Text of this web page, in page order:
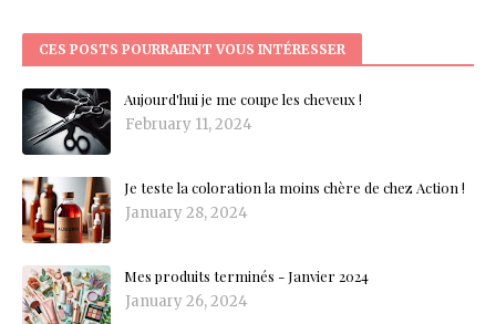
CES POSTS POURRAIENT VOUS INTÉRESSER
Aujourd'hui je me coupe les cheveux !
February 11, 2024
Je teste la coloration la moins chère de chez Action !
January 28, 2024
Mes produits terminés - Janvier 2024
January 26, 2024